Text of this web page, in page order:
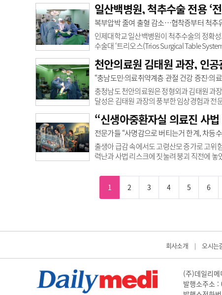
수는 이러한 일반인들의 불안감을 해소하고
양인과 그 양상이 다른 만큼, 해외 기준을 그
일산백병원, 척추수술 전용 ‘
복부압박 줄여 출혈 감소…협착증부터 척추
인제대학교 일산백병원이 척추수술의 정확
수술대 ‘트리오스(Trios Surgical Table
게 수술할 수 있도록 설계됐다.특히 수술 중
를 실시간으로 정밀하게 확인할 수 있다. 이
도움을 준다.또 환자를 움직이지 않은 채 ..
천안의료원 김태원 과장, 인
“충남도민·의료취약계층 관절 건강 증진·의
충청남도 천안의료원은 정형외과 김태원 과
달성은 김태원 과장의 풍부한 임상경험과
다. 인공관절 치환술은 퇴행성관절염 등으로
공관절로 대체하는 수술이다. 환자 연령과 관
통증관리 및 체계적인 재활치료가 중요하다.
“신생아중환자실 의료진 사
전문가들 “사명감으로 버티는거 한계, 차등
출생아 급감 속에서도 고령산모 증가로 고위
력난과 사법 리스크에 짓눌려 붕괴 직전에
책 대안을 청취했다. [편집자주]저출산 기조
생명의 최전선인 신생아중환자실(NICU)은
인력난이 겹치며 이미 한계를 넘어섰다고 절
1 2 3 4 5 6
회사소개 | 오시는
(주)데일리
발행소주소